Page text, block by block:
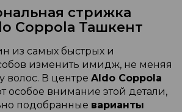
стрижка
Coppola Ташкент
из самых быстрых и
изменить имидж, не меняя
волос. В центре Aldo Coppola
особое внимание этой детали,
подобранные варианты